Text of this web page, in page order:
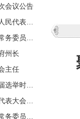
会议公告
州长
主任